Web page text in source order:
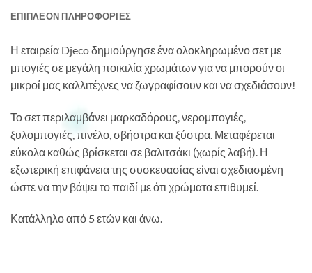
ΕΠΙΠΛΈΟΝ ΠΛΗΡΟΦΟΡΊΕΣ
Η εταιρεία Djeco δημιούργησε ένα ολοκληρωμένο σετ με
μπογιές σε μεγάλη ποικιλία χρωμάτων για να μπορούν οι
μικροί μας καλλιτέχνες να ζωγραφίσουν και να σχεδιάσουν!
Το σετ περιλαμβάνει μαρκαδόρους, νερομπογιές,
ξυλομπογιές, πινέλο, σβήστρα και ξύστρα. Μεταφέρεται
εύκολα καθώς βρίσκεται σε βαλιτσάκι (χωρίς λαβή). Η
εξωτερική επιφάνεια της συσκευασίας είναι σχεδιασμένη
ώστε να την βάψει το παιδί με ότι χρώματα επιθυμεί.
Κατάλληλο από 5 ετών και άνω.